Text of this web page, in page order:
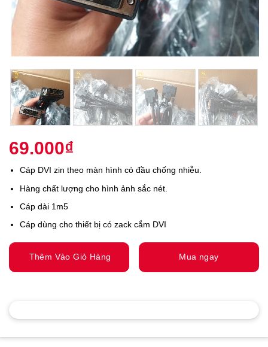
69.000₫
Cáp DVI zin theo màn hình có đầu chống nhiễu.
Hàng chất lượng cho hình ảnh sắc nét.
Cáp dài 1m5
Cáp dùng cho thiết bị có zack cắm DVI
Thêm Vào Giỏ Hàng Mua ngay